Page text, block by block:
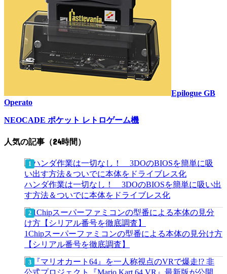
Epilogue GB
Operato
NEOCADE ポケット レトロゲーム機
人気の記事（24時間）
ハンダ作業は一切なし！ 3DOのBIOSを簡単に吸い出
す方法＆ついでに本体をドライブレス化
1Chipスーパーファミコンの型番による本体の見分け方
【シリアル番号を徹底調査】